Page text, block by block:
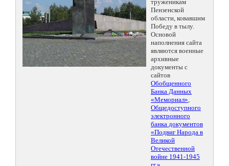
труженикам
Пензенской
области, ковавшим
Победу в тылу.
Основой
наполнения сайта
являются военные
архивные
документы с
сайтов
Обобщенного
Банка Данных
«Мемориал»,
Общедоступного
электронного
банка документов
«Подвиг Народа в
Великой
Отечественной
войне 1941-1945